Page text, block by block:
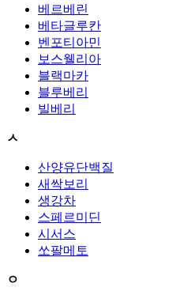
베르베린
베타글루칸
벤포티아민
보스웰리아
블랙마카
블루베리
빌베리
ㅅ
산양유단백질
새싹보리
생강차
스페르미딘
시서스
쏘팔메토
ㅇ